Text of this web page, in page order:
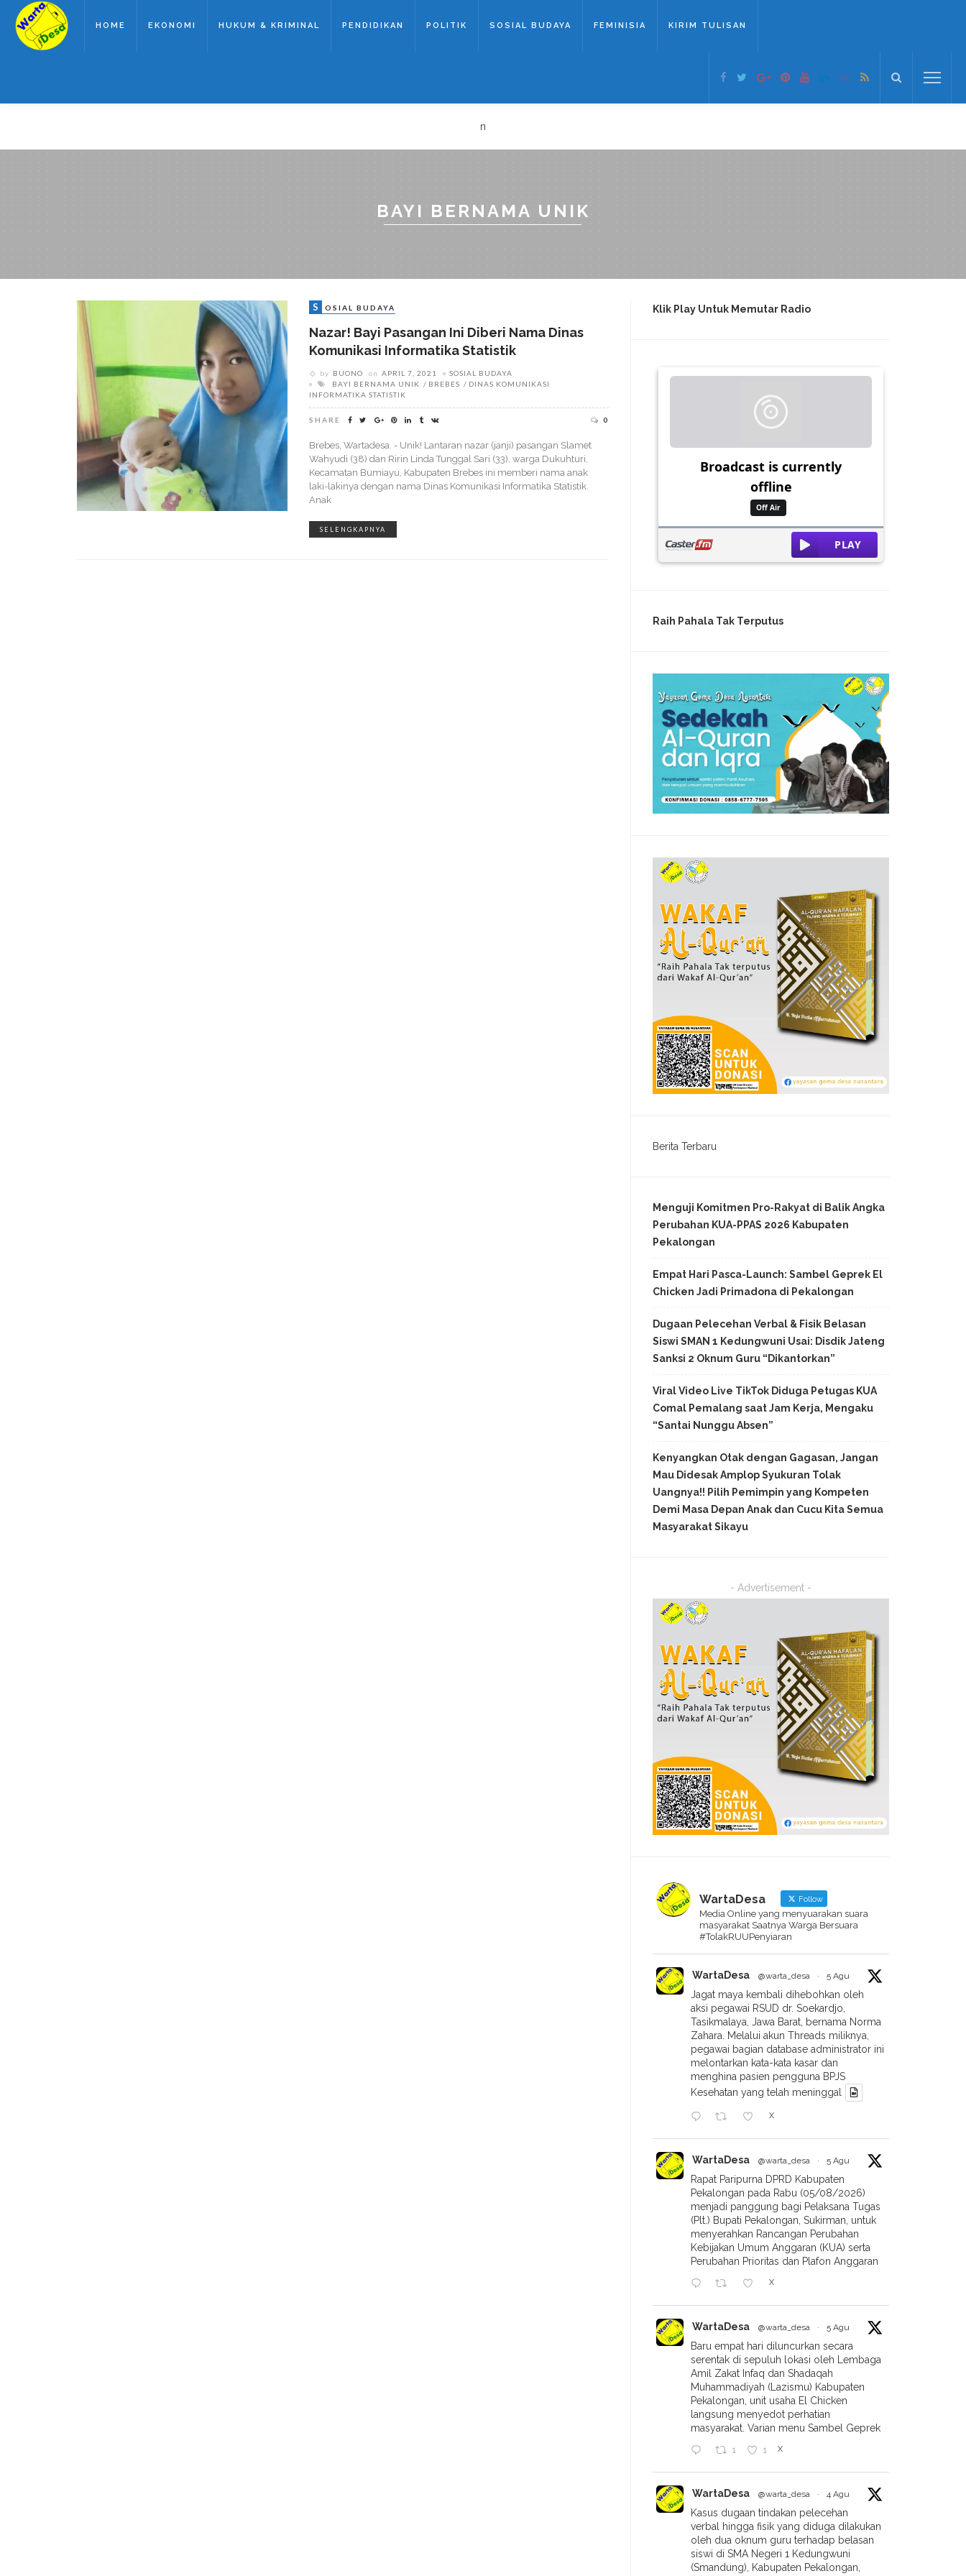
HOME EKONOMI HUKUM & KRIMINAL PENDIDIKAN POLITIK SOSIAL BUDAYA FEMINISIA KIRIM TULISAN
n
BAYI BERNAMA UNIK
S OSIAL BUDAYA
Nazar! Bayi Pasangan Ini Diberi Nama Dinas
Komunikasi Informatika Statistik
by BUONO on APRIL 7, 2021
SOSIAL BUDAYA
BAYI BERNAMA UNIK
BREBES
DINAS KOMUNIKASI
INFORMATIKA STATISTIK
SHARE 0
Brebes, Wartadesa. - Unik! Lantaran nazar (janji) pasangan Slamet
Wahyudi (38) dan Ririn Linda Tunggal Sari (33), warga Dukuhturi,
Kecamatan Bumiayu, Kabupaten Brebes ini memberi nama anak
laki-lakinya dengan nama Dinas Komunikasi Informatika Statistik.
Anak
SELENGKAPNYA
Klik Play Untuk Memutar Radio
Raih Pahala Tak Terputus
Berita Terbaru
Menguji Komitmen Pro-Rakyat di Balik Angka
Perubahan KUA-PPAS 2026 Kabupaten
Pekalongan
Empat Hari Pasca-Launch: Sambel Geprek El
Chicken Jadi Primadona di Pekalongan
Dugaan Pelecehan Verbal & Fisik Belasan
Siswi SMAN 1 Kedungwuni Usai: Disdik Jateng
Sanksi 2 Oknum Guru “Dikantorkan”
Viral Video Live TikTok Diduga Petugas KUA
Comal Pemalang saat Jam Kerja, Mengaku
“Santai Nunggu Absen”
Kenyangkan Otak dengan Gagasan, Jangan
Mau Didesak Amplop Syukuran Tolak
Uangnya!! Pilih Pemimpin yang Kompeten
Demi Masa Depan Anak dan Cucu Kita Semua
Masyarakat Sikayu
- Advertisement -
WartaDesa Follow
Media Online yang menyuarakan suara
masyarakat Saatnya Warga Bersuara
#TolakRUUPenyiaran
WartaDesa @warta_desa · 5 Agu
Jagat maya kembali dihebohkan oleh
aksi pegawai RSUD dr. Soekardjo,
Tasikmalaya, Jawa Barat, bernama Norma
Zahara. Melalui akun Threads miliknya,
pegawai bagian database administrator ini
melontarkan kata-kata kasar dan
menghina pasien pengguna BPJS
Kesehatan yang telah meninggal
X
WartaDesa @warta_desa · 5 Agu
Rapat Paripurna DPRD Kabupaten
Pekalongan pada Rabu (05/08/2026)
menjadi panggung bagi Pelaksana Tugas
(Plt.) Bupati Pekalongan, Sukirman, untuk
menyerahkan Rancangan Perubahan
Kebijakan Umum Anggaran (KUA) serta
Perubahan Prioritas dan Plafon Anggaran
X
WartaDesa @warta_desa · 5 Agu
Baru empat hari diluncurkan secara
serentak di sepuluh lokasi oleh Lembaga
Amil Zakat Infaq dan Shadaqah
Muhammadiyah (Lazismu) Kabupaten
Pekalongan, unit usaha El Chicken
langsung menyedot perhatian
masyarakat. Varian menu Sambel Geprek
1 1 X
WartaDesa @warta_desa · 4 Agu
Kasus dugaan tindakan pelecehan
verbal hingga fisik yang diduga dilakukan
oleh dua oknum guru terhadap belasan
siswi di SMA Negeri 1 Kedungwuni
(Smandung), Kabupaten Pekalongan,